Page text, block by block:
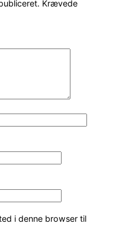
Krævede
i denne browser til